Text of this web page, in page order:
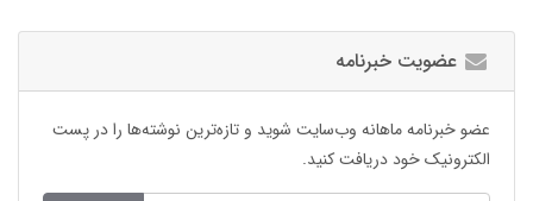
عضویت خبرنامه
عضو خبرنامه ماهانه وب‌سایت شوید و تازه‌ترین نوشته‌ها را در پست
الکترونیک خود دریافت کنید.